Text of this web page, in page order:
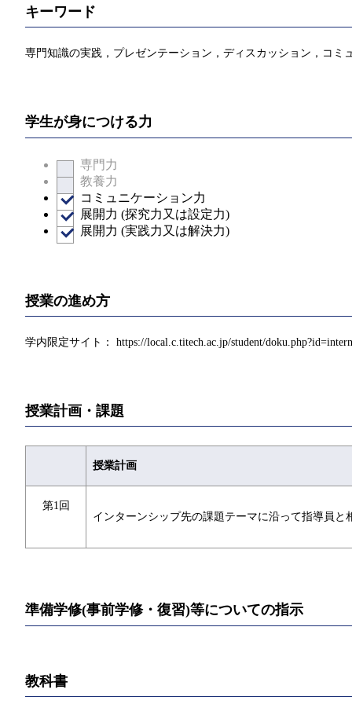
キーワード
専門知識の実践，プレゼンテーション，ディスカッション，コミ
学生が身につける力
専門力
教養力
コミュニケーション力
展開力 (探究力又は設定力)
展開力 (実践力又は解決力)
授業の進め方
学内限定サイト： https://local.c.titech.ac.jp/student/
授業計画・課題
授業計画
第1回
インターンシップ先の課題テーマに沿って指導員と
準備学修(事前学修・復習)等についての指示
教科書